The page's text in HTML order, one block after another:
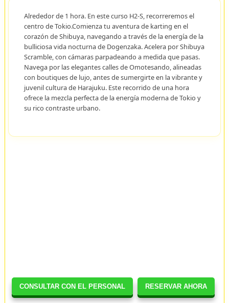
CONSULTAR CON EL PERSONAL RESERVAR AHORA
Alrededor de 1 hora. En este curso H2-S, recorreremos el
centro de Tokio.Comienza tu aventura de karting en el
corazón de Shibuya, navegando a través de la energía de la
bulliciosa vida nocturna de Dogenzaka. Acelera por Shibuya
Scramble, con cámaras parpadeando a medida que pasas.
Navega por las elegantes calles de Omotesando, alineadas
con boutiques de lujo, antes de sumergirte en la vibrante y
juvenil cultura de Harajuku. Este recorrido de una hora
ofrece la mezcla perfecta de la energía moderna de Tokio y
su rico contraste urbano.